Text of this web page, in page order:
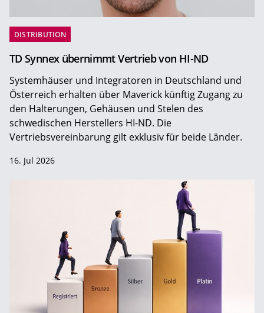
DISTRIBUTION
TD Synnex übernimmt Vertrieb von HI-ND
Systemhäuser und Integratoren in Deutschland und
Österreich erhalten über Maverick künftig Zugang zu
den Halterungen, Gehäusen und Stelen des
schwedischen Herstellers HI-ND. Die
Vertriebsvereinbarung gilt exklusiv für beide Länder.
16. Jul 2026